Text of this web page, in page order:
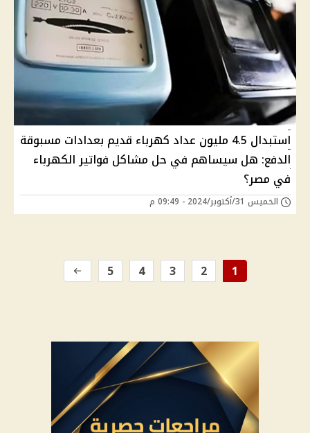
استبدال 4.5 مليون عداد كهرباء قديم بعدادات مسبوقة
الدفع: هل سيساهم في حل مشاكل فواتير الكهرباء
في مصر؟
الخميس 31/أكتوبر/2024 - 09:49 م
1
2
3
4
5